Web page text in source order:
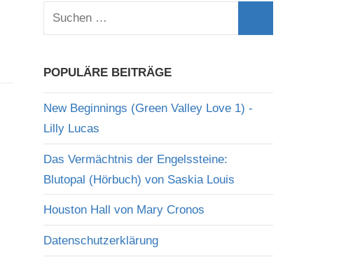
Suchen
POPULÄRE BEITRÄGE
New Beginnings (Green Valley Love 1) -
Lilly Lucas
Das Vermächtnis der Engelssteine:
Blutopal (Hörbuch) von Saskia Louis
Houston Hall von Mary Cronos
Datenschutzerklärung